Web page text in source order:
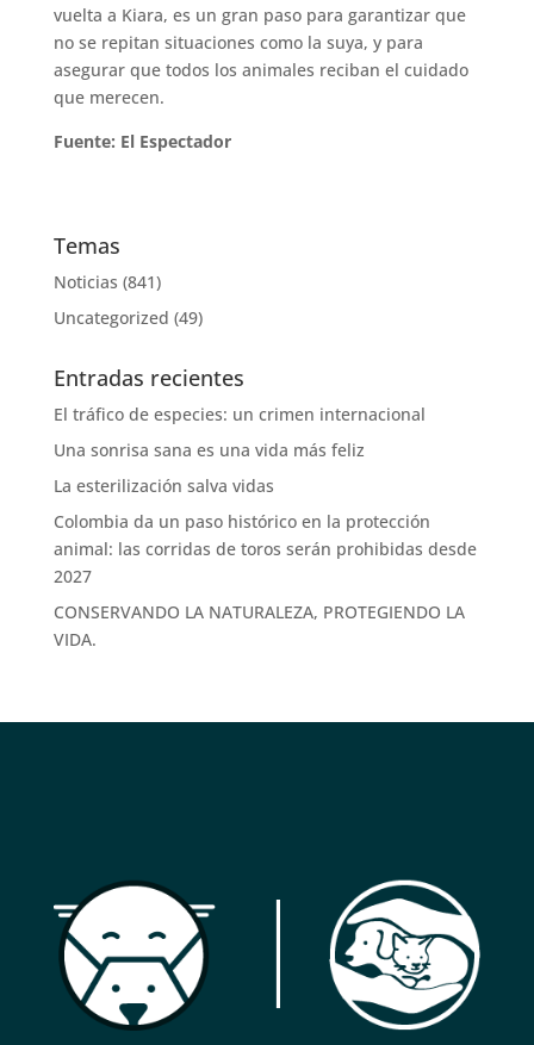
vuelta a Kiara, es un gran paso para garantizar que
no se repitan situaciones como la suya, y para
asegurar que todos los animales reciban el cuidado
que merecen.
Fuente: El Espectador
Temas
Noticias (841)
Uncategorized (49)
Entradas recientes
El tráfico de especies: un crimen internacional
Una sonrisa sana es una vida más feliz
La esterilización salva vidas
Colombia da un paso histórico en la protección
animal: las corridas de toros serán prohibidas desde
2027
CONSERVANDO LA NATURALEZA, PROTEGIENDO LA
VIDA.